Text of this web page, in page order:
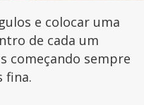
e colocar uma
de cada um
começando sempre
fina.